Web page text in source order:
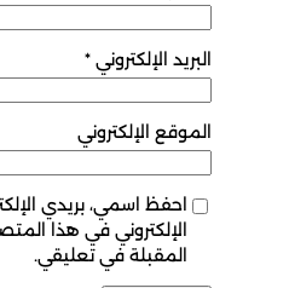
البريد الإلكتروني*
الموقع الإلكتروني
احفظ اسمي، بريدي
الإلكتروني في هذا
المقبلة في تعليقي.